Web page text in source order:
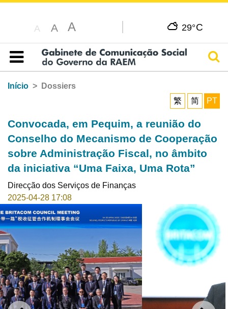
A A A 29°C
Índice
Início
Dossiers
繁
简 PT
Convocada, em Pequim, a reunião do
Conselho do Mecanismo de Cooperação
sobre Administração Fiscal, no âmbito
da iniciativa “Uma Faixa, Uma Rota”
Direcção dos Serviços de Finanças
2025-04-28 17:08